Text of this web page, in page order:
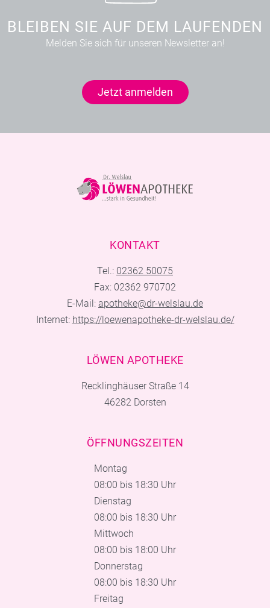
BLEIBEN SIE AUF DEM LAUFENDEN
Melden Sie sich für unseren Newsletter an!
Jetzt anmelden
KONTAKT
Tel.: 02362 50075
Fax: 02362 970702
E-Mail: apotheke@dr-welslau.de
Internet: https://loewenapotheke-dr-welslau.de/
LÖWEN APOTHEKE
Recklinghäuser Straße 14
46282 Dorsten
ÖFFNUNGSZEITEN
Montag
08:00 bis 18:30 Uhr
Dienstag
08:00 bis 18:30 Uhr
Mittwoch
08:00 bis 18:00 Uhr
Donnerstag
08:00 bis 18:30 Uhr
Freitag